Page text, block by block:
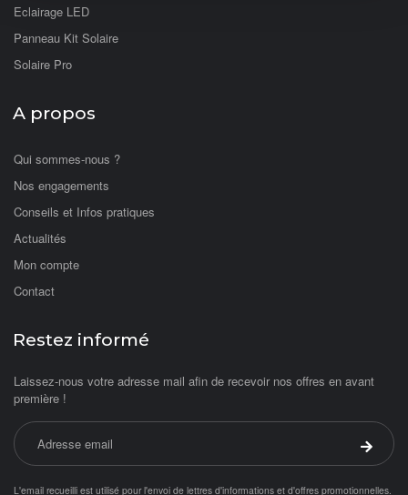
Eclairage LED
Panneau Kit Solaire
Solaire Pro
A propos
Qui sommes-nous ?
Nos engagements
Conseils et Infos pratiques
Actualités
Mon compte
Contact
Restez informé
Laissez-nous votre adresse mail afin de recevoir nos offres en avant
première !
Adresse email
Valider
L'email recueilli est utilisé pour l'envoi de lettres d'informations et d'offres promotionnelles.